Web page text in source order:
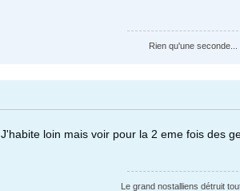
Rien qu'une
J'habite loin mais voir pour la 2 eme fois des
Le grand nostalliens détruit